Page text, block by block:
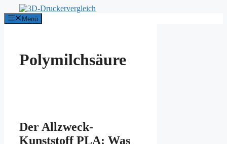
Inhalt
springen
Menü
Polymilchsäure
Der Allzweck-
Kunststoff PLA: Was